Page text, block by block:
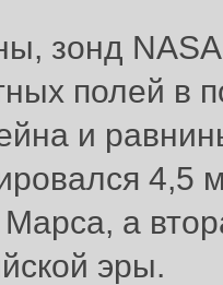
зонд
полей в
и
4,5
а
эры.